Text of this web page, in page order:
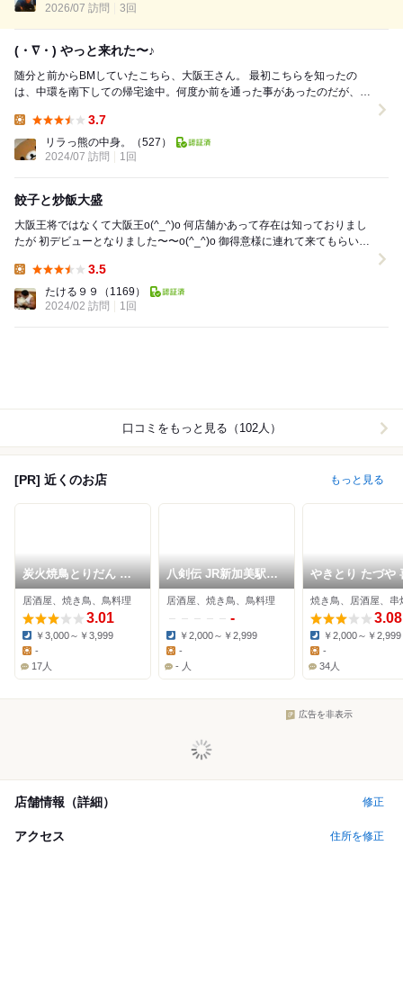
2026/07 訪問
3回
(・∇・) やっと来れた〜♪
随分と前からBMしていたこちら、大阪王さん。 最初こちらを知ったの
は、中環を南下しての帰宅途中。何度か前を通った事があったのだが、そ
3.7
リラっ熊の中身。
（527）
2024/07 訪問
1回
餃子と炒飯大盛
大阪王将ではなくて大阪王o(^_^)o 何店舗かあって存在は知っておりまし
たが 初デビューとなりました〜〜o(^_^)o 御得意様に連れて来てもらいま
3.5
たける９９
（1169）
2024/02 訪問
1回
口コミをもっと見る（102人）
[PR] 近くのお店 もっと見る
炭火焼鳥とりだん 平
野店
居酒屋、焼き鳥、鳥料理
3.01
Dinner:
￥3,000～￥3,999
Lunch:
-
17人
八剣伝 JR新加美駅前
店
居酒屋、焼き鳥、鳥料理
-
Dinner:
￥2,000～￥2,999
Lunch:
-
- 人
やきとり たづや
瓜破店
焼き鳥、居酒屋、串
3.08
Dinner:
￥2,000～￥2,999
Lunch:
-
34人
広告を非表示
店舗情報（詳細） 修正
アクセス 住所を修正